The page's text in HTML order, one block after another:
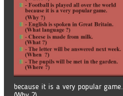
because it is a very popular game.